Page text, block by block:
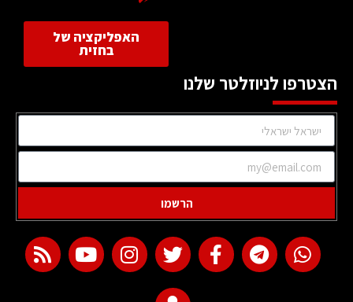
האפליקציה של
בחזית
הצטרפו לניוזלטר שלנו
הרשמו